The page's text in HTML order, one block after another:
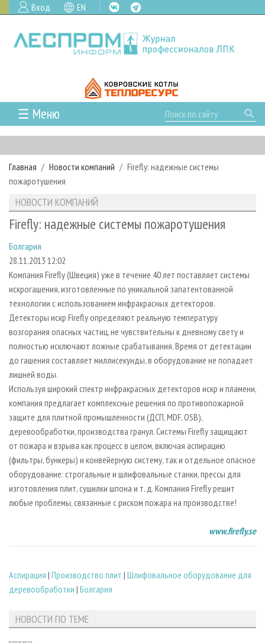
Вход EN
☰ Меню
ГЛАВНАЯ
РУБРИКИ И ТЕМЫ
РУБРИКИ ЖУРНАЛА
ЛЕСНОЕ ХОЗЯЙСТВО
ЛЕСОЗАГОТОВКА
ЛЕСОПИЛЕНИЕ
ДЕРЕВООБРАБОТКА
СУШКА ДРЕВЕСИНЫ
ПРОИЗВОДСТВО ДРЕВЕСНЫХ ПЛИТ
ДЕРЕВЯННОЕ ДОМОСТРОЕНИЕ
ПРОИЗВОДСТВО МЕБЕЛИ
БИОЭНЕРГЕТИКА
ЦБП
ИНСТРУМЕНТ И МАТЕРИАЛЫ
НОВОСТИ
КАЛЕНДАРЬ СОБЫТИЙ
НОВОСТИ ЛПК
НОВОСТИ ЖУРНАЛА
НОВОСТИ КОМПАНИЙ
ПРОЕКТЫ ЛПИ
АНАЛИТИКА
ПРЕДПРИЯТИЯ ЛПК
ЛЕСНЫЕ РЕГИОНЫ РОССИИ
ПЕРСОНЫ
МОБИЛЬНЫЕ ВЫСТАВКИ
ОФИЦИАЛЬНЫЕ ДЕЛЕГАЦИИ
ПРИОРИТЕТНЫЕ ИНВЕСТПРОЕКТЫ
RUSSIAN FORESTRY REVIEW
ГАЗЕТА ЛЕСПРОМФОРУМ
БИБЛИОТЕКА СПЕЦИАЛИСТА
АРХИВ
АРХИВ ЖУРНАЛОВ
СТАТЬИ
ПОДПИСКА
КОНТАКТЫ
РЕКЛАМОДАТЕЛЯМ
РЕКЛАМА
РЕКЛАМА НА САЙТЕ
Главная Новости компаний
Firefly: надежные системы
пожаротушения
НОВОСТИ КОМПАНИЙ
Firefly: надежные системы пожаротушения
Болгария
28.11.2013 12:02
Компания Firefly (Швеция) уже в течение 40 лет поставляет системы
искрогашения, изготовленные по уникальной запатентованной
технологии с использованием инфракрасных детекторов.
Детекторы искр Firefly определяют реальную температуру
возгорания опасных частиц, не чувствительны к дневному свету и
полностью исключают ложные срабатывания. Время от детектации
до гашения составляет миллисекунды, в оборудование не попадает
лишней воды.
Используя широкий спектр инфракрасных детекторов искр и пламени,
компания предлагает комплексные решения по противопожарной
защите для плитной промышленности (ДСП, MDF, OSB),
деревообработки, производства гранул. Системы Firefly защищают
от пожара и взрыва как процесс в целом, включая аспирацию
(фильтры, бункеры) и конвейерную систему, так и отдельное опасное
оборудование: строгальные и шлифовальные станки, прессы для
изготовления плит, сушилки шпона и т. д. Компания Firefly решит
любые проблемы, связанные с риском пожара на производстве!
www.firefly.se
Аспирация | Производство плит | Шлифовальное оборудование для
деревообработки | Болгария
НОВОСТИ ПО ТЕМЕ